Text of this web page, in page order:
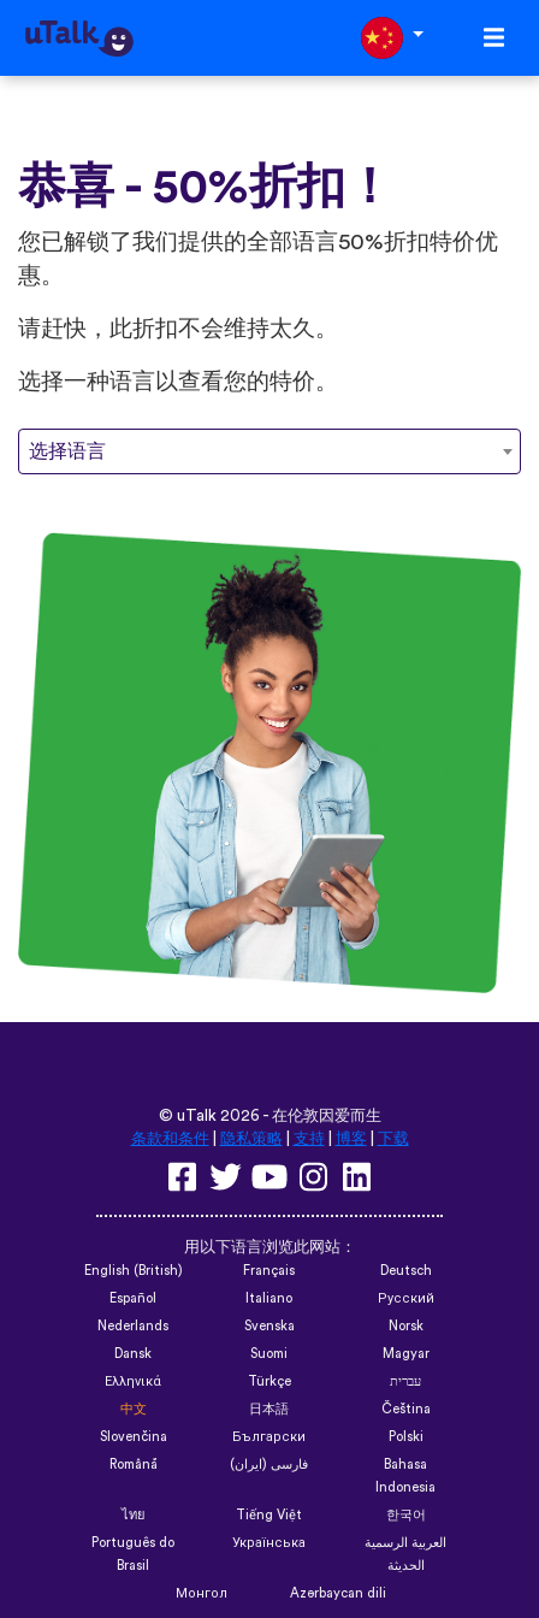
恭喜 - 50%折扣！
您已解锁了我们提供的全部语言50%折扣特价优
惠。
请赶快，此折扣不会维持太久。
选择一种语言以查看您的特价。
选择语言
© uTalk2026 - 在伦敦因爱而生
条款和条件| 隐私策略 支持| 博客 下载
用以下语言浏览此网站：
English (British) Français Deutsch
Español Italiano Русский
Nederlands Svenska Norsk
Dansk Suomi Magyar
Ελληνικά Türkçe עברית
中文 日本語 Čeština
Slovenčina Български Polski
Română فارسی (ایران)
Bahasa
Indonesia
ไทย Tiếng Việt 한국어
Português do
Brasil
Українська
العربية الرسمية
الحديثة
Монгол Azərbaycan dili